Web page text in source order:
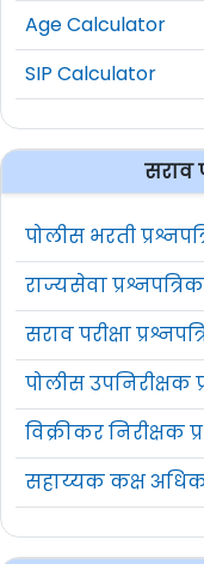
Age Calculator
SIP Calculator
सराव
पोलीस भरती
राज्यसेवा
सराव परीक्षा
पोलीस उपनिरीक्षक
विक्रीकर निरीक्षक
सहाय्यक कक्ष